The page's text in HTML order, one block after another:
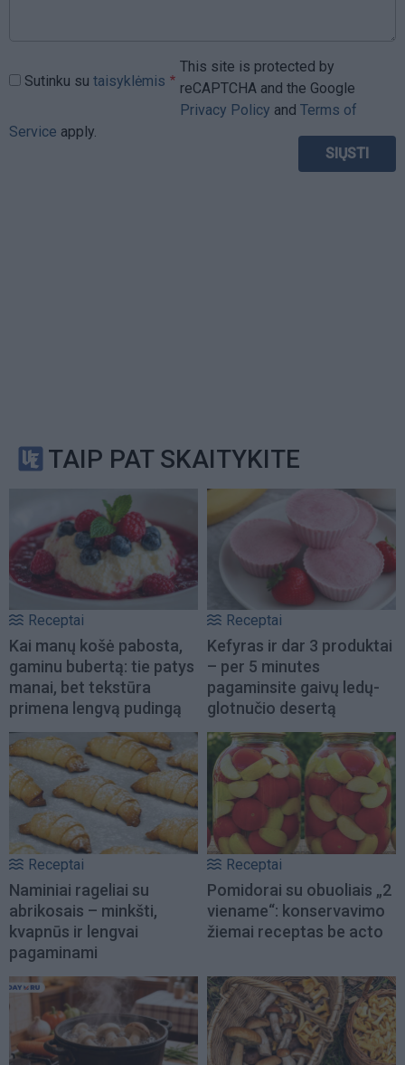
Sutinku su taisyklėmis
This site is protected by
reCAPTCHA and the Google
Privacy Policy and Terms of
Service apply.
TAIP PAT SKAITYKITE
Receptai
Kai manų košė pabosta,
gaminu bubertą: tie patys
manai, bet tekstūra
primena lengvą pudingą
Receptai
Kefyras ir dar 3 produktai
– per 5 minutes
pagaminsite gaivų ledų-
glotnučio desertą
Receptai
Naminiai rageliai su
abrikosais – minkšti,
kvapnūs ir lengvai
pagaminami
Receptai
Pomidorai su obuoliais „2
viename“: konservavimo
žiemai receptas be acto